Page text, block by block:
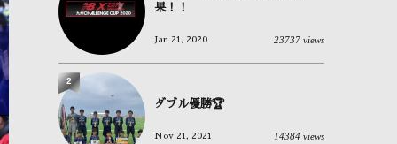
14,2026
ました⚽
果！！
Jan 21, 2020 23737 views
ダブル優勝🏆
Nov 21, 2021 14384 views
2